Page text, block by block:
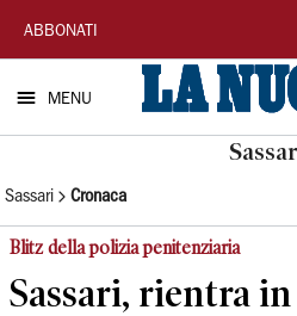
La
Nuova
Sardegna
ABBONATI
MENU
Sassari Cronaca
Blitz della polizia penitenziaria
Sassari, rientra